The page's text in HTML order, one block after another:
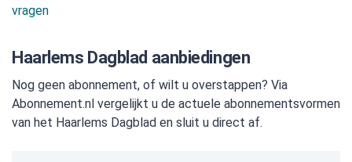
vragen
Haarlems Dagblad aanbiedingen
Nog geen abonnement, of wilt u overstappen? Via
Abonnement.nl vergelijkt u de actuele abonnementsvormen
van het Haarlems Dagblad en sluit u direct af.